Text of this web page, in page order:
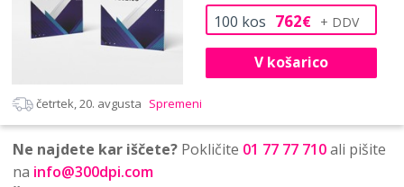
100 kos 762€
V košarico
četrtek, 20. avgusta Spremeni
Ne najdete kar iščete? Pokličite 01 77 77 710ali pišite
na info@300dpi.com